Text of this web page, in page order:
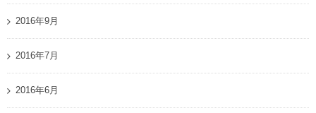
2016年9月
2016年7月
2016年6月